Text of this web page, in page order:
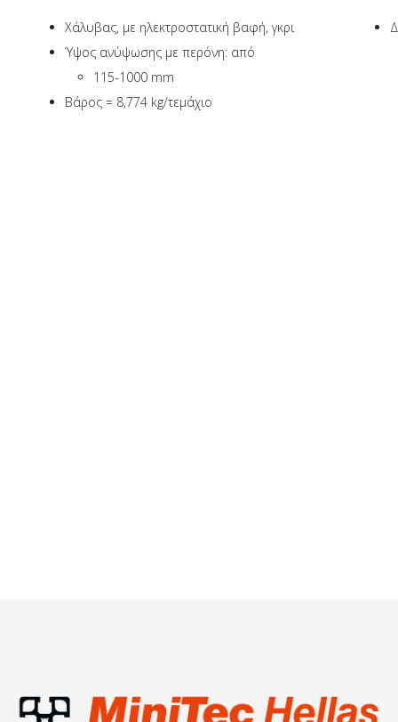
Χάλυβας, με ηλεκτροστατική βαφή, γκρι
Ύψος ανύψωσης με περόνη: από
115-1000 mm
Βάρος = 8,774 kg/τεμάχιο